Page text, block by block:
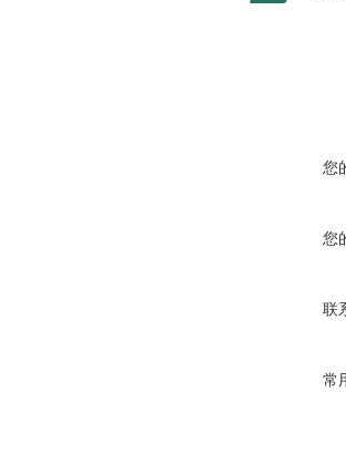
您
您
联
常